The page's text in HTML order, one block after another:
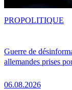
Guerre de
allemandes prises
06.08.2026
PROPOLITIQUE